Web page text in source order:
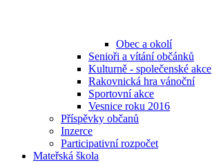
Obec a okolí
Senioři a vítání občánků
Kulturně - společenské akce
Rakovnická hra vánoční
Sportovní akce
Vesnice roku 2016
Příspěvky občanů
Inzerce
Participativní rozpočet
Mateřská škola